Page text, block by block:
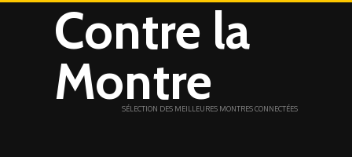
Contre la
Montre
SÉLECTION DES MEILLEURES MONTRES CONNECTÉES